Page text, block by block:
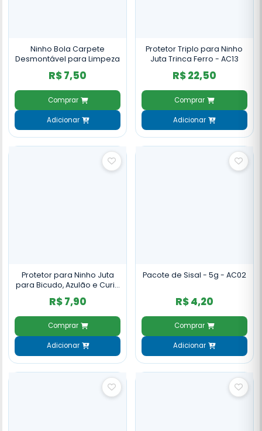
Ninho Bola Carpete
Desmontável para Limpeza
R$ 7,50
Comprar
Adicionar
Protetor Triplo para Ninho
Juta Trinca Ferro - AC13
R$ 22,50
Comprar
Adicionar
Protetor para Ninho Juta
para Bicudo, Azulão e Curió
- AC11
R$ 7,90
Comprar
Adicionar
Pacote de Sisal - 5g - AC02
R$ 4,20
Comprar
Adicionar